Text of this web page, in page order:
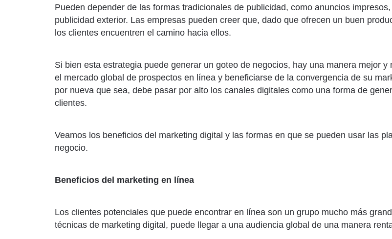
Pueden depender de las formas tradicionales de publicidad, como anuncios
publicidad exterior. Las empresas pueden creer que, dado que ofrecen un buen
los clientes encuentren el camino hacia ellos.
Si bien esta estrategia puede generar un goteo de negocios, hay una manera mejor
el mercado global de prospectos en línea y beneficiarse de la convergencia de su
por nueva que sea, debe pasar por alto los canales digitales como una forma de
clientes.
Veamos los beneficios del marketing digital y las formas en que se pueden usar las
negocio.
Beneficios del marketing en línea
Los clientes potenciales que puede encontrar en línea son un grupo mucho más
técnicas de marketing digital, puede llegar a una audiencia global de una manera